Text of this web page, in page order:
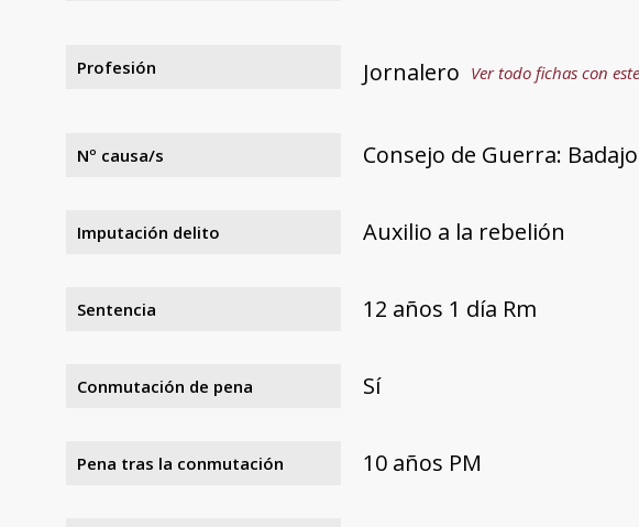
Profesión Jornalero Ver todo fichas con
Nº causa/s Consejo de Guerra:
Imputación delito Auxilio a la rebelión
Sentencia 12 años 1 día Rm
Conmutación de pena Sí
Pena tras la conmutación 10 años PM